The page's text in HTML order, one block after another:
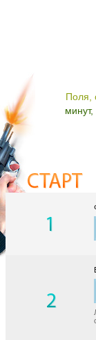
Поля,
минут,